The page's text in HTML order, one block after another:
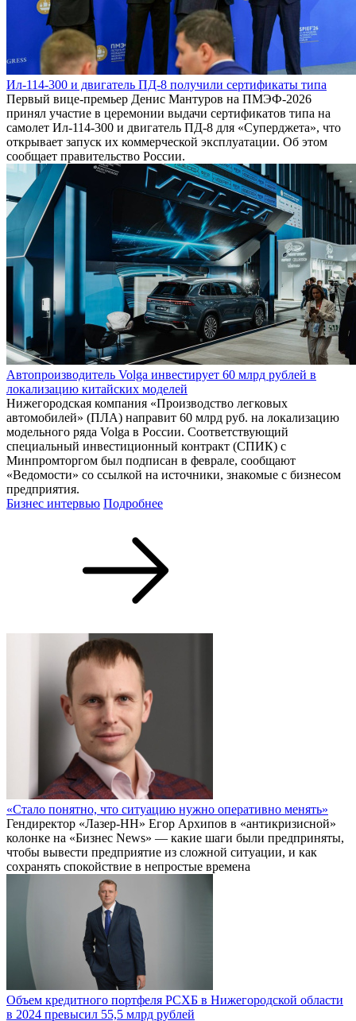
Ил-114-300 и двигатель ПД-8 получили сертификаты типа
Первый вице-премьер Денис Мантуров на ПМЭФ-2026
принял участие в церемонии выдачи сертификатов типа на
самолет Ил-114-300 и двигатель ПД-8 для «Суперджета», что
открывает запуск их коммерческой эксплуатации. Об этом
сообщает правительство России.
Автопроизводитель Volga инвестирует 60 млрд рублей в
локализацию китайских моделей
Нижегородская компания «Производство легковых
автомобилей» (ПЛА) направит 60 млрд руб. на локализацию
модельного ряда Volga в России. Соответствующий
специальный инвестиционный контракт (СПИК) с
Минпромторгом был подписан в феврале, сообщают
«Ведомости» со ссылкой на источники, знакомые с бизнесом
предприятия.
Бизнес интервью Подробнее
«Стало понятно, что ситуацию нужно оперативно менять»
Гендиректор «Лазер-НН» Егор Архипов в «антикризисной»
колонке на «Бизнес News» — какие шаги были предприняты,
чтобы вывести предприятие из сложной ситуации, и как
сохранять спокойствие в непростые времена
Объем кредитного портфеля РСХБ в Нижегородской области
в 2024 превысил 55,5 млрд рублей